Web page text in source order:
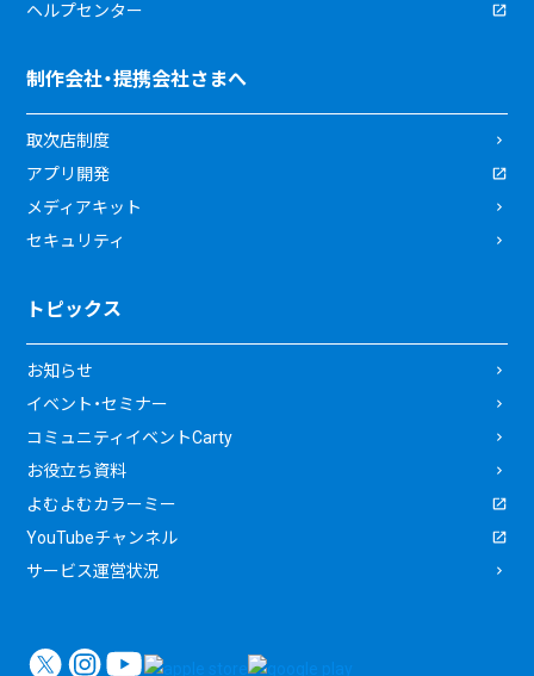
ヘルプセンター
制作会社・提携会社さまへ
取次店制度
アプリ開発
メディアキット
セキュリティ
トピックス
お知らせ
イベント・セミナー
コミュニティイベントCarty
お役立ち資料
よむよむカラーミー
YouTubeチャンネル
サービス運営状況